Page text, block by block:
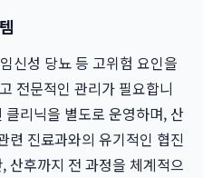
신성 당뇨 등 고위험 요인을
전문적인 관리가 필요합니
리닉을 별도로 운영하며, 산
련 진료과와의 유기적인 협진
산후까지 전 과정을 체계적으